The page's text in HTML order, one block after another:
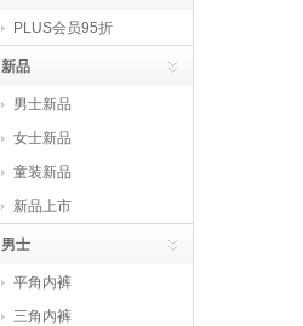
PLUS会员95折
新品
男士新品
女士新品
童装新品
新品上市
男士
平角内裤
三角内裤